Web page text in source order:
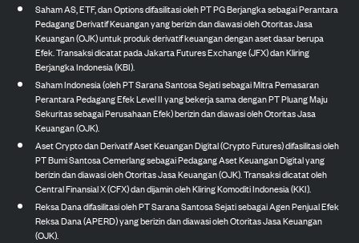
Saham AS, ETF, dan Options difasilitasi oleh PT PG Berjangka sebagai Perantara
Pedagang Derivatif Keuangan yang berizin dan diawasi oleh Otoritas Jasa
Keuangan (OJK) untuk produk derivatif keuangan dengan aset dasar berupa
Efek. Transaksi dicatat pada Jakarta Futures Exchange (JFX) dan Kliring
Berjangka Indonesia (KBI).
Saham Indonesia (oleh PT Sarana Santosa Sejati sebagai Mitra Pemasaran
Perantara Pedagang Efek Level II yang bekerja sama dengan PT Pluang Maju
Sekuritas sebagai Perusahaan Efek) berizin dan diawasi oleh Otoritas Jasa
Keuangan (OJK).
Aset Crypto dan Derivatif Aset Keuangan Digital (Crypto Futures) difasilitasi oleh
PT Bumi Santosa Cemerlang sebagai Pedagang Aset Keuangan Digital yang
berizin dan diawasi oleh Otoritas Jasa Keuangan (OJK). Transaksi dicatat oleh
Central Finansial X (CFX) dan dijamin oleh Kliring Komoditi Indonesia (KKI).
Reksa Dana difasilitasi oleh PT Sarana Santosa Sejati sebagai Agen Penjual Efek
Reksa Dana (APERD) yang berizin dan diawasi oleh Otoritas Jasa Keuangan
(OJK).